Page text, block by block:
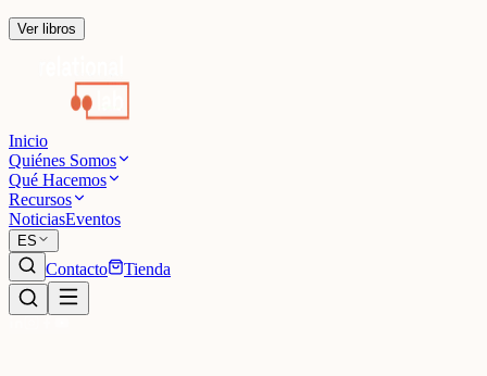
Ver libros
Inicio
Quiénes Somos
Qué Hacemos
Recursos
NoticiasEventos
ES
Contacto Tienda